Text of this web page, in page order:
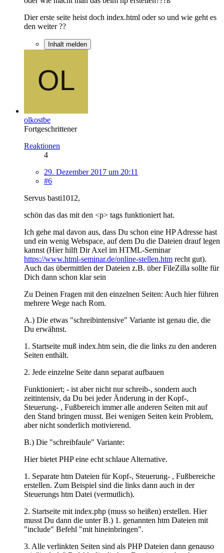
Dier erste seite heist doch index.html oder so und wie geht es
den weiter ??
Inhalt melden
olkostbe
Fortgeschrittener
Reaktionen
4
29. Dezember 2017 um 20:11
#6
Servus basti1012,
schön das das mit den <p> tags funktioniert hat.
Ich gehe mal davon aus, dass Du schon eine HP Adresse hast
und ein wenig Webspace, auf dem Du die Dateien drauf legen
kannst (Hier hilft Dir Axel im HTML-Seminar
https://www.html-seminar.de/online-stellen.htm recht gut).
Auch das übermittlen der Dateien z.B. über FileZilla sollte für
Dich dann schon klar sein
Zu Deinen Fragen mit den einzelnen Seiten: Auch hier führen
mehrere Wege nach Rom.
A.) Die etwas "schreibintensive" Variante ist genau die, die
Du erwähnst.
1. Startseite muß index.htm sein, die die links zu den anderen
Seiten enthält.
2. Jede einzelne Seite dann separat aufbauen
Funktioniert; - ist aber nicht nur schreib-, sondern auch
zeitintensiv, da Du bei jeder Änderung in der Kopf-,
Steuerung- , Fußbereich immer alle anderen Seiten mit auf
den Stand bringen musst. Bei wenigen Seiten kein Problem,
aber nicht sonderlich motivierend.
B.) Die "schreibfaule" Variante:
Hier bietet PHP eine echt schlaue Alternative.
1. Separate htm Dateien für Kopf-, Steuerung- , Fußbereiche
erstellen. Zum Beispiel sind die links dann auch in der
Steuerungs htm Datei (vermutlich).
2. Startseite mit index.php (muss so heißen) erstellen. Hier
musst Du dann die unter B.) 1. genannten htm Dateien mit
"include" Befehl "mit hineinbringen".
3. Alle verlinkten Seiten sind als PHP Dateien dann genauso